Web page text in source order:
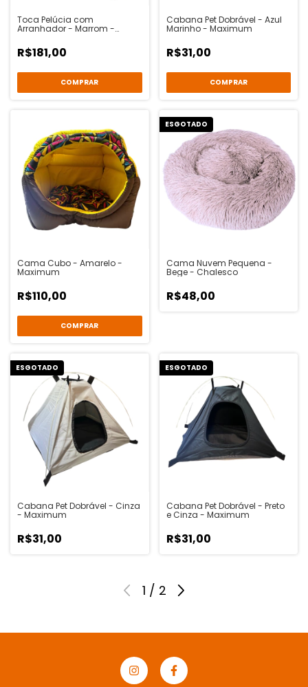
Toca Pelúcia com
Arranhador - Marrom -
R$181,00
COMPRAR
Cabana Pet Dobrável - Azul
Marinho - Maximum
R$31,00
COMPRAR
Cama Cubo - Amarelo -
Maximum
R$110,00
COMPRAR
ESGOTADO
Cama Nuvem Pequena -
Bege - Chalesco
R$48,00
ESGOTADO
Cabana Pet Dobrável - Cinza
- Maximum
R$31,00
ESGOTADO
Cabana Pet Dobrável - Preto
e Cinza - Maximum
R$31,00
1 / 2